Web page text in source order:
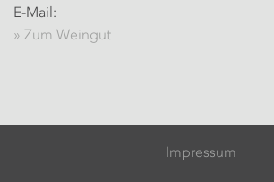
E-Mail:
» Zum Weingut
Impressum